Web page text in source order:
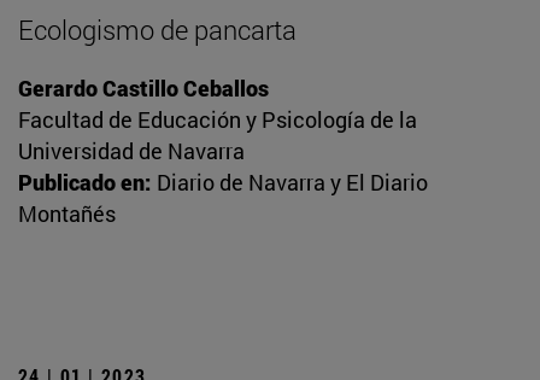
Ecologismo de pancarta
Gerardo Castillo Ceballos
Facultad de Educación y Psicología de la
Universidad de Navarra
Publicado en: Diario de Navarra y El Diario
Montañés